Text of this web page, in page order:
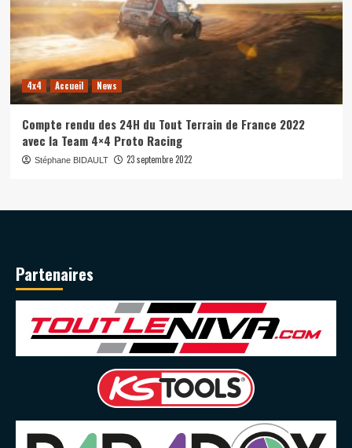
4x4 Accueil News
Compte rendu des 24H du Tout Terrain de France 2022
avec la Team 4×4 Proto Racing
Stéphane BIDAULT 23 septembre 2022
Partenaires